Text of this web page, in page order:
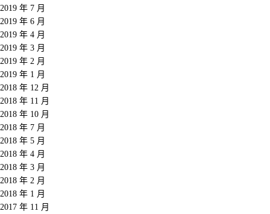
2019 年 7 月
2019 年 6 月
2019 年 4 月
2019 年 3 月
2019 年 2 月
2019 年 1 月
2018 年 12 月
2018 年 11 月
2018 年 10 月
2018 年 7 月
2018 年 5 月
2018 年 4 月
2018 年 3 月
2018 年 2 月
2018 年 1 月
2017 年 11 月